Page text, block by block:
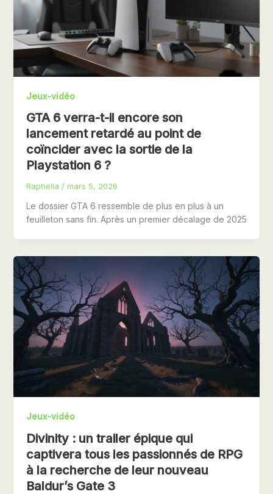
Jeux-vidéo
GTA 6 verra-t-il encore son
lancement retardé au point de
coïncider avec la sortie de la
Playstation 6 ?
Raphëlla / mars 5, 2026
Le dossier GTA 6 ressemble de plus en plus à un
feuilleton sans fin. Après un premier décalage de 2025
Jeux-vidéo
Divinity : un trailer épique qui
captivera tous les passionnés de RPG
à la recherche de leur nouveau
Baldur’s Gate 3